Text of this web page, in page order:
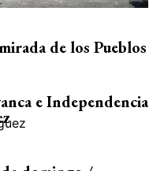
de los Pueblos
e Independencia